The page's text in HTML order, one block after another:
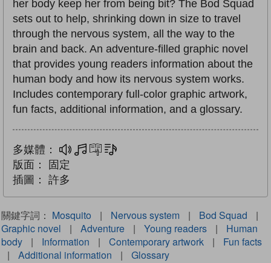
her body keep her from being bit? The Bod Squad
sets out to help, shrinking down in size to travel
through the nervous system, all the way to the
brain and back. An adventure-filled graphic novel
that provides young readers information about the
human body and how its nervous system works.
Includes contemporary full-color graphic artwork,
fun facts, additional information, and a glossary.
多媒體： 多媒體互動練習
版面：
固定
插圖：
許多
關鍵字詞： Mosquito | Nervous system | Bod Squad
|
Graphic novel
| Adventure | Young readers |
Human
body
| Information | Contemporary artwork |
Fun facts
|
Additional information | Glossary